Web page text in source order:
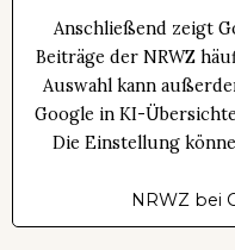
Anschließend zeigt
Beiträge der NRWZ
Auswahl kann
Google in KI-
Die Einstellung
NRWZ bei